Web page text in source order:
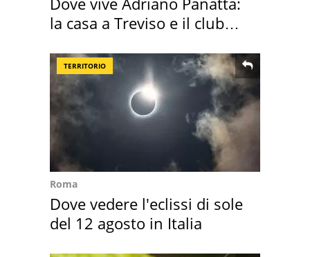
la casa a Treviso e il club
TERRITORIO
Roma
Dove vedere l'eclissi di sole
del 12 agosto in Italia